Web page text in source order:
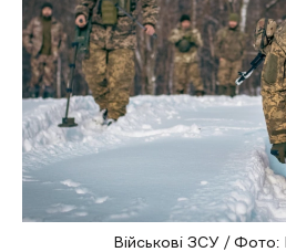
Військові ЗСУ /